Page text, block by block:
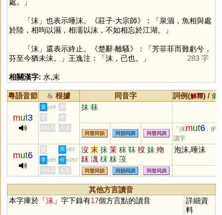
處。」
「沫」也表示唾沫。《莊子‧大宗師》：「泉涸，魚相與處
於陸，相呴以濕，相濡以沫，不如相忘於江湖。」
「沫」還表示終止。《楚辭‧離騷》：「芳菲菲而難虧兮，
芬至今猶未沫。」王逸注：「沫，已也。」
283 字
相關漢字: 水,末
粵語音節 & 根據 同音字 詞例(解釋) / 備
mut3
黃 p49 周 抹 秣
李
何
HKLS
人文
同聲同韻 同韻同調 同聲同調
「沫mut6 」的
讀字
mut6
黃 周 p87 沒 末 抹 茉 秣 靺 歿 妺 歾
韎 瀎 枺 粖 莈
泡沫,唾沫
李 p95 何 p357
HKLS 人文 同聲同韻 同韻同調 同聲同調
其他方言讀音
本字庫於「沫 」字下錄有17個方言點的讀音
詳細資
料